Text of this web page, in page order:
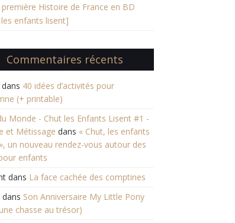
Histoire de France en BD
enfants lisent]
Commentaires récents
dans 40 idées d’activités pour
(+ printable)
Monde - Chut les Enfants Lisent #1 -
et Métissage dans « Chut, les enfants
un nouveau rendez-vous autour des
enfants
dans La face cachée des comptines
dans Son Anniversaire My Little Pony
chasse au trésor)